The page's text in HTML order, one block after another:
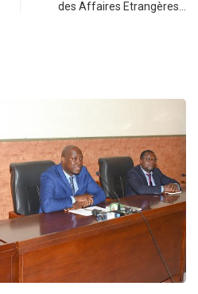
des Affaires Etrangères…